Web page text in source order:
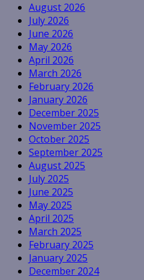
August 2026
July 2026
June 2026
May 2026
April 2026
March 2026
February 2026
January 2026
December 2025
November 2025
October 2025
September 2025
August 2025
July 2025
June 2025
May 2025
April 2025
March 2025
February 2025
January 2025
December 2024